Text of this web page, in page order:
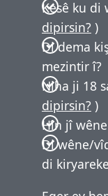
Kesê ku di
dipirsin? )
Di dema
mezintir î?
Niha ji 18
dipirsin? )
Hîn jî
Di wêne/
di